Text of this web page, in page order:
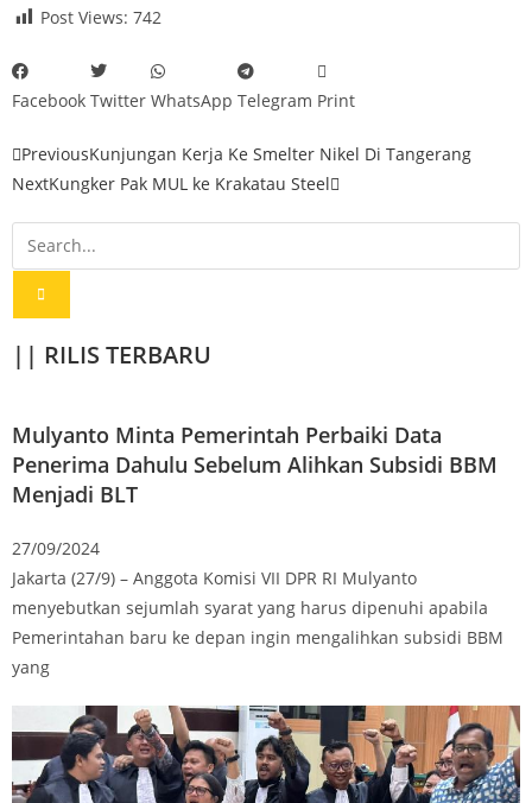
Post Views: 742
Facebook Twitter WhatsApp Telegram Print
PreviousKunjungan Kerja Ke Smelter Nikel Di Tangerang
NextKungker Pak MUL ke Krakatau Steel
|| RILIS TERBARU
Mulyanto Minta Pemerintah Perbaiki Data
Penerima Dahulu Sebelum Alihkan Subsidi BBM
Menjadi BLT
27/09/2024
Jakarta (27/9) – Anggota Komisi VII DPR RI Mulyanto
menyebutkan sejumlah syarat yang harus dipenuhi apabila
Pemerintahan baru ke depan ingin mengalihkan subsidi BBM
yang